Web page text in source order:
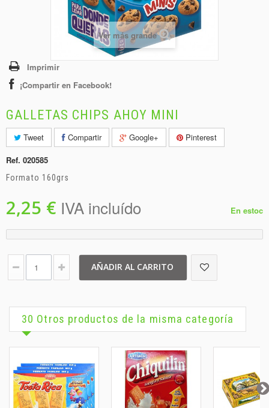
Ver más grande
Imprimir
¡Compartir en Facebook!
GALLETAS CHIPS AHOY MINI
Tweet Compartir Google+
Pinterest
Ref. 020585
Formato 160grs
2,25 € IVA incluído En estoc
AÑADIR AL CARRITO
30 Otros productos de la misma categoría